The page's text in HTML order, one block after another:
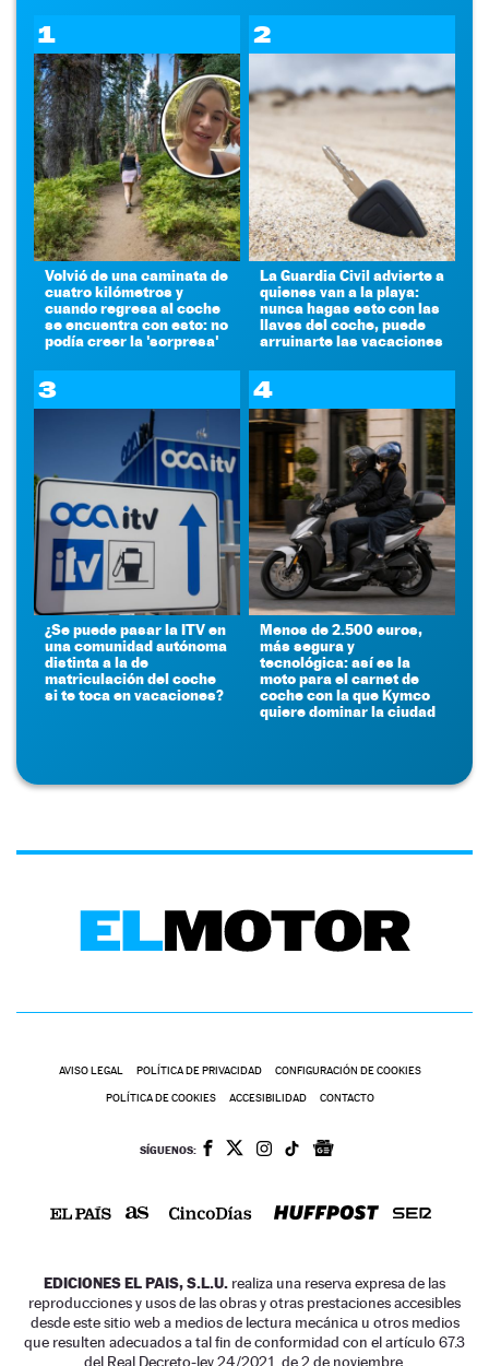
1
Volvió de una caminata de
cuatro kilómetros y
cuando regresa al coche
se encuentra con esto: no
podía creer la 'sorpresa'
2
La Guardia Civil advierte a
quienes van a la playa:
nunca hagas esto con las
llaves del coche, puede
arruinarte las vacaciones
3
¿Se puede pasar la ITV en
una comunidad autónoma
distinta a la de
matriculación del coche
si te toca en vacaciones?
4
Menos de 2.500 euros,
más segura y
tecnológica: así es la
moto para el carnet de
coche con la que Kymco
quiere dominar la ciudad
AVISO LEGAL POLÍTICA DE PRIVACIDAD CONFIGURACIÓN DE COOKIES
POLÍTICA DE COOKIES ACCESIBILIDAD CONTACTO
SÍGUENOS:
EDICIONES EL PAIS, S.L.U. realiza una reserva expresa de las
reproducciones y usos de las obras y otras prestaciones accesibles
desde este sitio web a medios de lectura mecánica u otros medios
que resulten adecuados a tal fin de conformidad con el artículo 67.3
del Real Decreto-ley 24/2021, de 2 de noviembre.